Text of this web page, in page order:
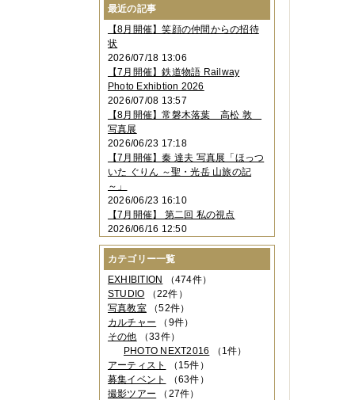
2024年04月
2024年03月（3件）
2024年02月（2件）
2023年12月
2023年11月 （4件）
2023年10月（3件）
2023年09月（4件）
2023年08月 （1件）
2023年06月（3件）
2023年05月
2023年04月 （2件）
2023年03月（5件）
2023年02月（3件）
2023年01月
2022年12月 （3件）
2022年11月（2件）
2022年10月（4件）
2022年09月（2件）
2022年08月
（3件）
2022年07月（3件）
2022年05月（4件）
2022年04月（2件）
2022年03月
（5件）
2022年02月（3件）
2022年01月（3件）
2021年12月（2件）
2021年11月（3件）
2021年10月
（1件）
最近の記事
【8月開催】笑顔の仲間からの招待
状
2026/07/18 13:06
【7月開催】鉄道物語 Railway
Photo Exhibtion 2026
2026/07/08 13:57
【8月開催】常磐木落葉 高松 敦
写真展
2026/06/23 17:18
【7月開催】秦 達夫 写真展「ほっつ
いた ぐりん ～聖・光岳 山旅の記
～」
2026/06/23 16:10
【7月開催】 第二回 私の視点
2026/06/16 12:50
カテゴリー一覧
EXHIBITION （474件）
STUDIO （22件）
写真教室（52件）
カルチャー （9件）
その他 （33件）
PHOTO NEXT2016 （1件）
アーティスト
（15件）
募集イベント
（63件）
撮影ツアー （27件）